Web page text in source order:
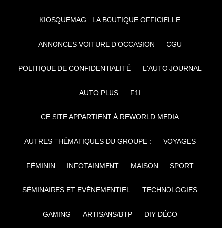
KIOSQUEMAG : LA BOUTIQUE OFFICIELLE
ANNONCES VOITURE D’OCCASION CGU
POLITIQUE DE CONFIDENTIALITÉ L'AUTO JOURNAL
AUTO PLUS F1I
CE SITE APPARTIENT À REWORLD MEDIA
AUTRES THÉMATIQUES DU GROUPE : VOYAGES
FÉMININ INFOTAINMENT MAISON SPORT
SÉMINAIRES ET EVÉNEMENTIEL TECHNOLOGIES
GAMING ARTISANS/BTP DIY DÉCO